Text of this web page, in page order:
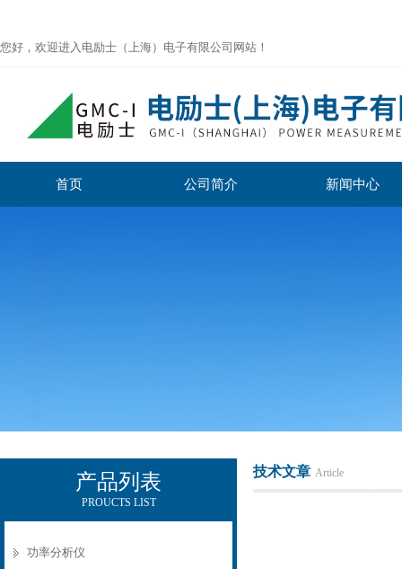
您好，欢迎进入电励士（上海）电子有限公司网站！
首页 公司简介 新闻中心
产品列表
PROUCTS LIST
功率分析仪
技术文章 Article